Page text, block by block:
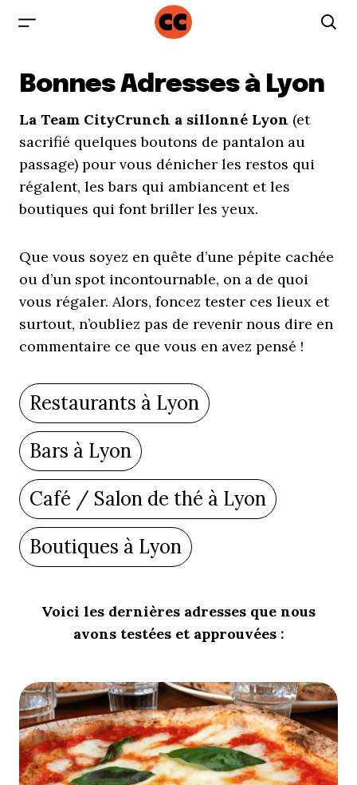
Bonnes Adresses à Lyon
La Team CityCrunch a sillonné Lyon (et
sacrifié quelques boutons de pantalon au
passage) pour vous dénicher les restos qui
régalent, les bars qui ambiancent et les
boutiques qui font briller les yeux.
Que vous soyez en quête d’une pépite cachée
ou d’un spot incontournable, on a de quoi
vous régaler. Alors, foncez tester ces lieux et
surtout, n’oubliez pas de revenir nous dire en
commentaire ce que vous en avez pensé !
Restaurants à Lyon
Bars à Lyon
Café / Salon de thé à Lyon
Boutiques à Lyon
Voici les dernières adresses que nous
avons testées et approuvées :